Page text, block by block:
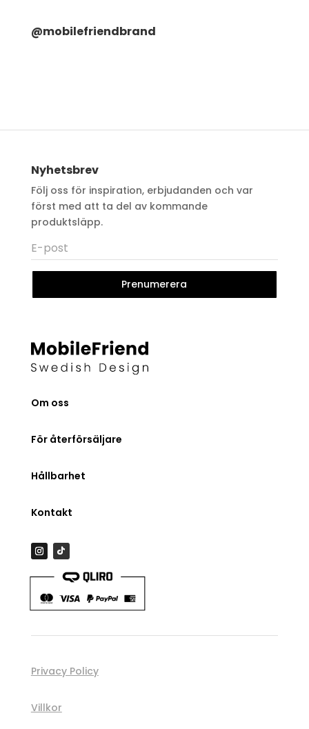
@mobilefriendbrand
Nyhetsbrev
Följ oss för inspiration, erbjudanden och var
först med att ta del av kommande
produktsläpp.
Prenumerera
Om oss
För återförsäljare
Hållbarhet
Kontakt
Privacy Policy
Villkor